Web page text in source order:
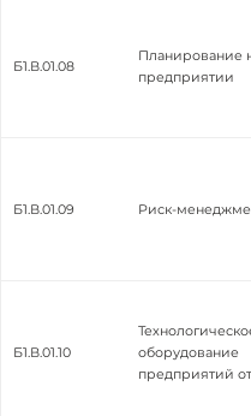
Б1.В.01.08
Планирование
предприятии
Б1.В.01.09 Риск-
Б1.В.01.10
оборудование
предприятий